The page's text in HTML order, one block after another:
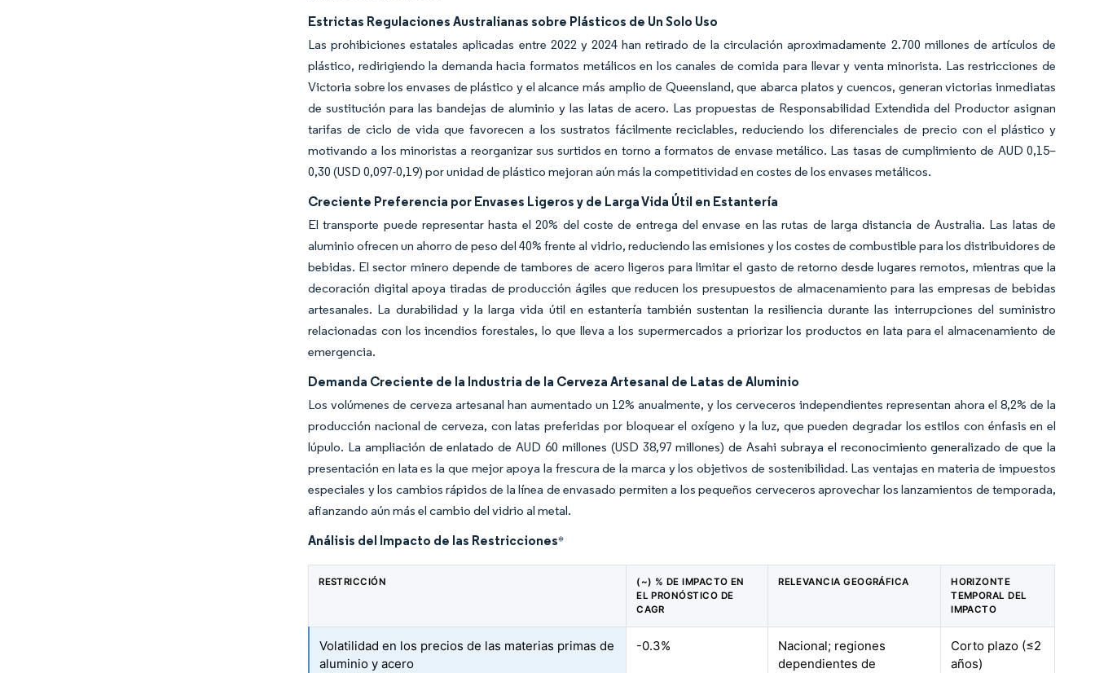
Estrictas Regulaciones Australianas sobre Plásticos de Un Solo Uso
Las prohibiciones estatales aplicadas entre 2022 y 2024 han retirado de la circulación aproximadamente 2.700 millones de artículos de
plástico, redirigiendo la demanda hacia formatos metálicos en los canales de comida para llevar y venta minorista. Las restricciones de
Victoria sobre los envases de plástico y el alcance más amplio de Queensland, que abarca platos y cuencos, generan victorias inmediatas
de sustitución para las bandejas de aluminio y las latas de acero. Las propuestas de Responsabilidad Extendida del Productor asignan
tarifas de ciclo de vida que favorecen a los sustratos fácilmente reciclables, reduciendo los diferenciales de precio con el plástico y
motivando a los minoristas a reorganizar sus surtidos en torno a formatos de envase metálico. Las tasas de cumplimiento de AUD 0,15–
0,30 (USD 0,097-0,19) por unidad de plástico mejoran aún más la competitividad en costes de los envases metálicos.
Creciente Preferencia por Envases Ligeros y de Larga Vida Útil en Estantería
El transporte puede representar hasta el 20% del coste de entrega del envase en las rutas de larga distancia de Australia. Las latas de
aluminio ofrecen un ahorro de peso del 40% frente al vidrio, reduciendo las emisiones y los costes de combustible para los distribuidores de
bebidas. El sector minero depende de tambores de acero ligeros para limitar el gasto de retorno desde lugares remotos, mientras que la
decoración digital apoya tiradas de producción ágiles que reducen los presupuestos de almacenamiento para las empresas de bebidas
artesanales. La durabilidad y la larga vida útil en estantería también sustentan la resiliencia durante las interrupciones del suministro
relacionadas con los incendios forestales, lo que lleva a los supermercados a priorizar los productos en lata para el almacenamiento de
emergencia.
Demanda Creciente de la Industria de la Cerveza Artesanal de Latas de Aluminio
Los volúmenes de cerveza artesanal han aumentado un 12% anualmente, y los cerveceros independientes representan ahora el 8,2% de la
producción nacional de cerveza, con latas preferidas por bloquear el oxígeno y la luz, que pueden degradar los estilos con énfasis en el
lúpulo. La ampliación de enlatado de AUD 60 millones (USD 38,97 millones) de Asahi subraya el reconocimiento generalizado de que la
presentación en lata es la que mejor apoya la frescura de la marca y los objetivos de sostenibilidad. Las ventajas en materia de impuestos
especiales y los cambios rápidos de la línea de envasado permiten a los pequeños cerveceros aprovechar los lanzamientos de temporada,
afianzando aún más el cambio del vidrio al metal.
Análisis del Impacto de las Restricciones*
RESTRICCIÓN
(~) % DE IMPACTO EN
EL PRONÓSTICO DE
CAGR
RELEVANCIA GEOGRÁFICA
HORIZONTE
TEMPORAL DEL
IMPACTO
Volatilidad en los precios de las materias primas de
aluminio y acero
-0.3%
Nacional; regiones
dependientes de
Corto plazo (≤2
años)